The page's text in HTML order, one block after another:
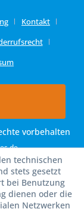
Kontakt
vorbehalten
technischen
stets gesetzt
bei Benutzung
dienen oder die
Netzwerken